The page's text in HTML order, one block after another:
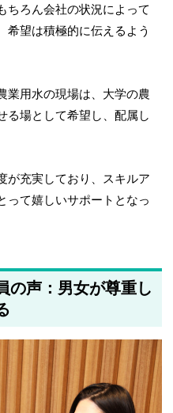
ちろん会社の状況によって
希望は積極的に伝えるよう
業用水の現場は、大学の農
る場として希望し、配属し
が充実しており、スキルア
って嬉しいサポートとなっ
の声：男女が尊重し